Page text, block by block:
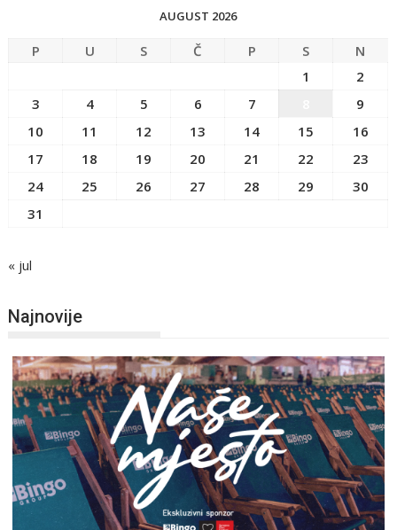
AUGUST 2026
P U S Č P S
N
1
2
3
4 5 6 7
9
10
11 12 13 14 15
16
17
18 19 20 21 22
23
24
25 26 27 28 29
30
31
« jul
Najnovije